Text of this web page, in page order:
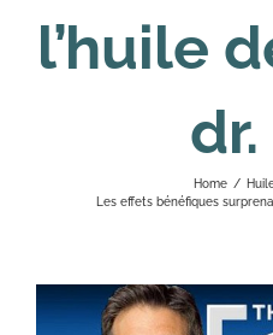
l’huile
dr.
Home /
Les effets bénéfiques